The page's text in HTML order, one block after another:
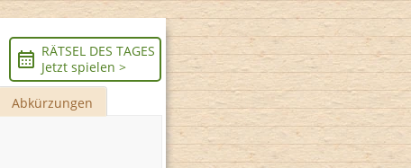
RÄTSEL DES TAGES
Jetzt spielen >
Abkürzungen